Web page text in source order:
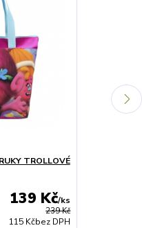
TROLLOVÉ
239 Kč
139 Kč/ks
115 Kčbez DPH